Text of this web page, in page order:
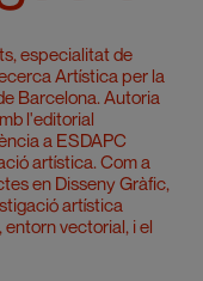
especialitat de
Artística per la
Barcelona. Autoria
l'editorial
a ESDAPC
artística. Com a
en Disseny Gràfic,
artística
vectorial, i el